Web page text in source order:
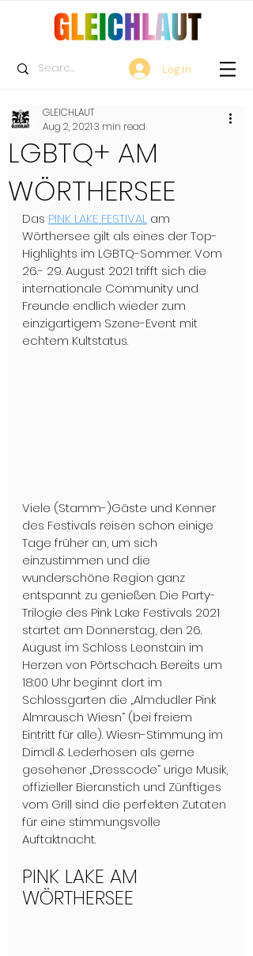
Log In
LGBTQ+ AM
WÖRTHERSEE
GLEICHLAUT
Aug 2, 20213 min read
Das PINK LAKE FESTIVAL am
Wörthersee gilt als eines der Top-
Highlights im LGBTQ-Sommer. Vom
26.- 29. August 2021 trifft sich die
internationale Community und
Freunde endlich wieder zum
einzigartigem Szene-Event mit
echtem Kultstatus.
Viele (Stamm-)Gäste und Kenner
des Festivals reisen schon einige
Tage früher an, um sich
einzustimmen und die
wunderschöne Region ganz
entspannt zu genießen. Die Party-
Trilogie des Pink Lake Festivals 2021
startet am Donnerstag, den 26.
August im Schloss Leonstain im
Herzen von Pörtschach. Bereits um
18:00 Uhr beginnt dort im
Schlossgarten die „Almdudler Pink
Almrausch Wiesn“ (bei freiem
Eintritt für alle). Wiesn-Stimmung im
Dirndl & Lederhosen als gerne
gesehener „Dresscode“ urige Musik,
offizieller Bieranstich und Zünftiges
vom Grill sind die perfekten Zutaten
für eine stimmungsvolle
Auftaktnacht.
PINK LAKE AM
WÖRTHERSEE